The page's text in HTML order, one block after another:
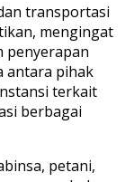
transportasi
mengingat
penyerapan
antara pihak
terkait
berbagai
petani,